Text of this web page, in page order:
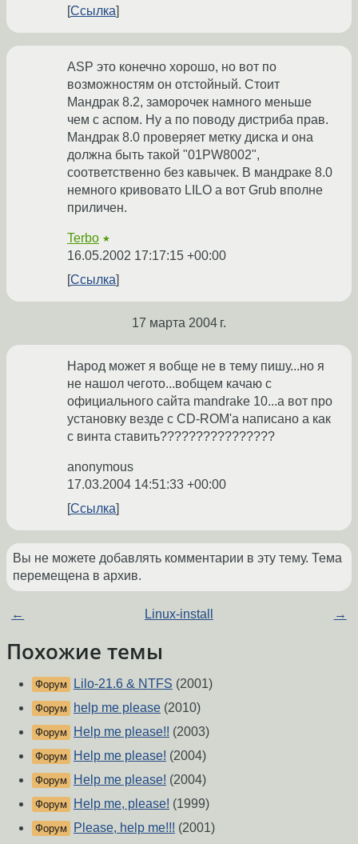
Ссылка
ASP это конечно хорошо, но вот по
возможностям он отстойный. Стоит
Мандрак 8.2, заморочек намного меньше
чем с аспом. Ну а по поводу дистриба прав.
Мандрак 8.0 проверяет метку диска и она
должна быть такой "01PW8002",
соответственно без кавычек. В мандраке 8.0
немного кривовато LILO а вот Grub вполне
приличен.
Terbo ★
16.05.2002 17:17:15 +00:00
Ссылка
17 марта 2004 г.
Народ может я вобще не в тему пишу...но я
не нашол чегото...вобщем качаю с
официального сайта mandrake 10...а вот про
установку везде с CD-ROM'a написано а как
с винта ставить????????????????
anonymous
17.03.2004 14:51:33 +00:00
Ссылка
Вы не можете добавлять комментарии в эту тему. Тема
перемещена в архив.
← Linux-install →
Похожие темы
Форум Lilo-21.6 & NTFS (2001)
Форум help me please (2010)
Форум Help me please!! (2003)
Форум Help me please! (2004)
Форум Help me please! (2004)
Форум Help me, please! (1999)
Форум Please, help me!!! (2001)